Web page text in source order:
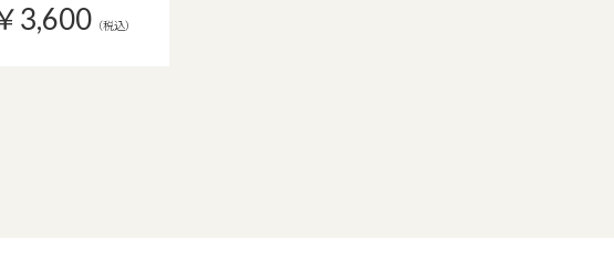
3,600 （税込）